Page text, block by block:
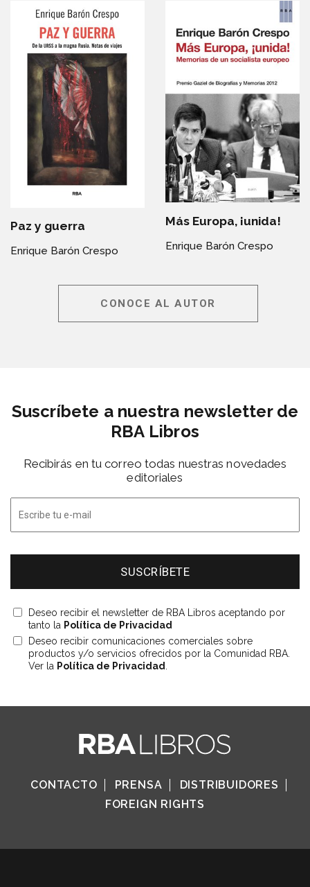
Paz y guerra
Enrique Barón Crespo
Más Europa, ¡unida!
Enrique Barón Crespo
CONOCE AL AUTOR
Suscríbete a nuestra newsletter de
RBA Libros
Recibirás en tu correo todas nuestras novedades
editoriales
Deseo recibir el newsletter de RBA Libros aceptando por
tanto la Política de Privacidad
Deseo recibir comunicaciones comerciales sobre
productos y/o servicios ofrecidos por la Comunidad RBA.
Ver la Política de Privacidad
CONTACTO PRENSA
DISTRIBUIDORES
FOREIGN RIGHTS